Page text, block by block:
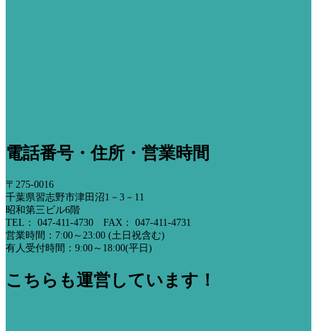
電話番号・住所・営業時間
〒275-0016
千葉県習志野市津田沼1－3－11
昭和第三ビル6階
TEL： 047-411-4730 FAX： 047-411-4731
営業時間：7:00～23:00 (土日祝含む)
有人受付時間：9:00～18:00(平日)
こちらも運営しています！